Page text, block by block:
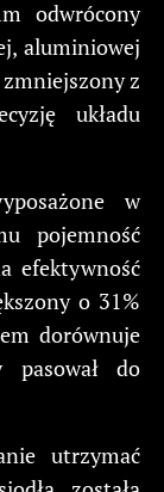
odwrócony
aluminiowej
zmniejszony z
układu
w
pojemność
efektywność
o 31%
dorównuje
pasował do
utrzymać